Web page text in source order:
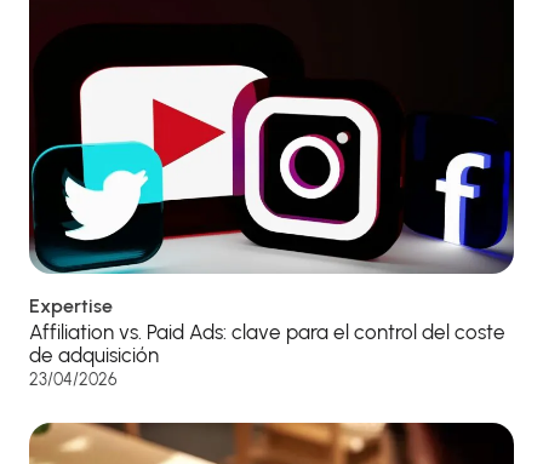
Expertise
Affiliation vs. Paid Ads: clave para el control del coste
de adquisición
23/04/2026